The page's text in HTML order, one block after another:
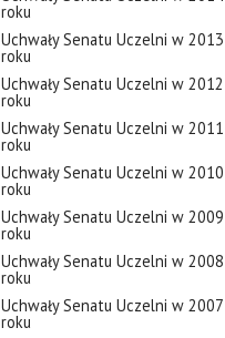
roku
Uchwały Senatu Uczelni w 2013
roku
Uchwały Senatu Uczelni w 2012
roku
Uchwały Senatu Uczelni w 2011
roku
Uchwały Senatu Uczelni w 2010
roku
Uchwały Senatu Uczelni w 2009
roku
Uchwały Senatu Uczelni w 2008
roku
Uchwały Senatu Uczelni w 2007
roku